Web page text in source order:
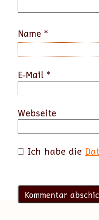
Name *
E-Mail *
Webseite
Ich habe die